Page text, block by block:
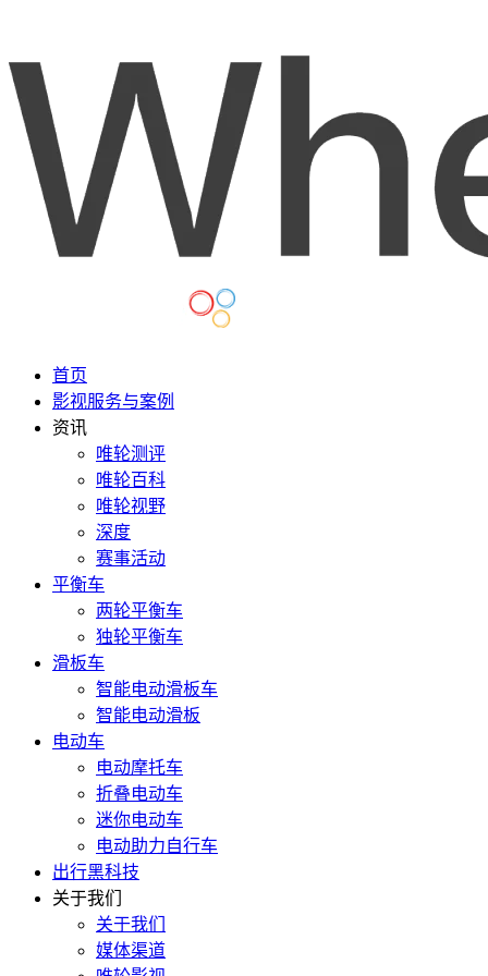
首页
影视服务与案例
资讯
唯轮测评
唯轮百科
唯轮视野
深度
赛事活动
平衡车
两轮平衡车
独轮平衡车
滑板车
智能电动滑板车
智能电动滑板
电动车
电动摩托车
折叠电动车
迷你电动车
电动助力自行车
出行黑科技
关于我们
关于我们
媒体渠道